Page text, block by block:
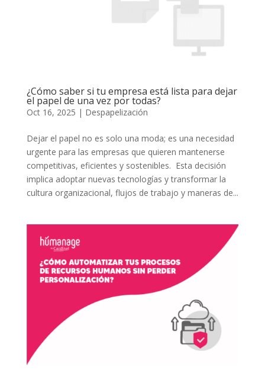
¿Cómo saber si tu empresa está lista para dejar
el papel de una vez por todas?
Oct 16, 2025 | Despapelización
Dejar el papel no es solo una moda; es una necesidad
urgente para las empresas que quieren mantenerse
competitivas, eficientes y sostenibles. Esta decisión
implica adoptar nuevas tecnologías y transformar la
cultura organizacional, flujos de trabajo y maneras de...